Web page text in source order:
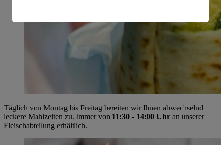
Täglich von Montag bis Freitag bereiten wir Ihnen abwechselnd
leckere Mahlzeiten zu. Immer von 11:30 - 14:00 Uhr an unserer
Fleischabteilung erhältlich.
Informationen zum Herausgeber der Seite findest du